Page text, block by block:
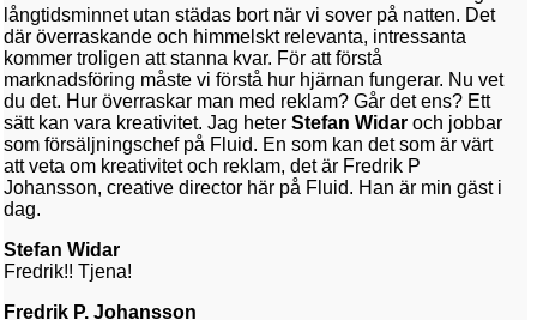
långtidsminnet utan städas bort när vi sover på natten. Det
där överraskande och himmelskt relevanta, intressanta
kommer troligen att stanna kvar. För att förstå
marknadsföring måste vi förstå hur hjärnan fungerar. Nu vet
du det. Hur överraskar man med reklam? Går det ens? Ett
sätt kan vara kreativitet. Jag heter Stefan Widar och jobbar
som försäljningschef på Fluid. En som kan det som är värt
att veta om kreativitet och reklam, det är Fredrik P
Johansson, creative director här på Fluid. Han är min gäst i
dag.
Stefan Widar
Fredrik!! Tjena!
Fredrik P. Johansson